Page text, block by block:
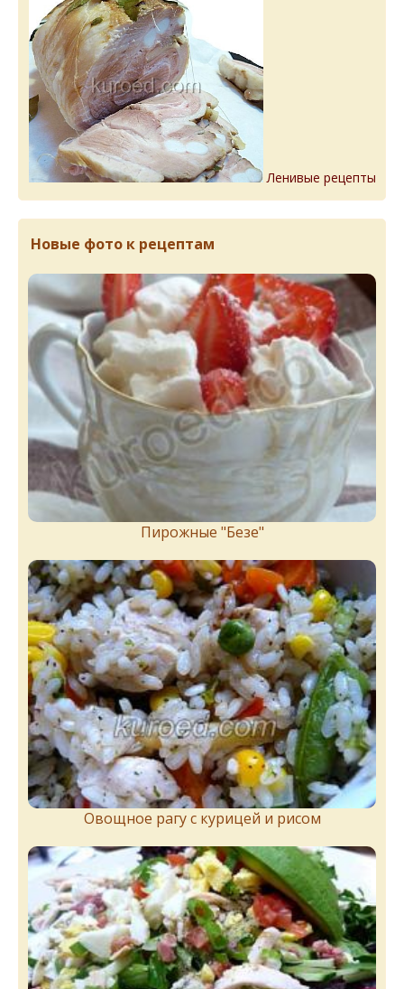
Ленивые рецепты
Новые фото к рецептам
Пирожныe "Бeзe"
Овощное рагу с курицей и рисом